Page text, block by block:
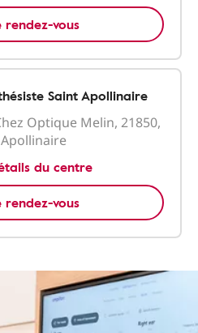
rendez-vous
Saint Apollinaire
Optique Melin, 21850,
du centre
rendez-vous